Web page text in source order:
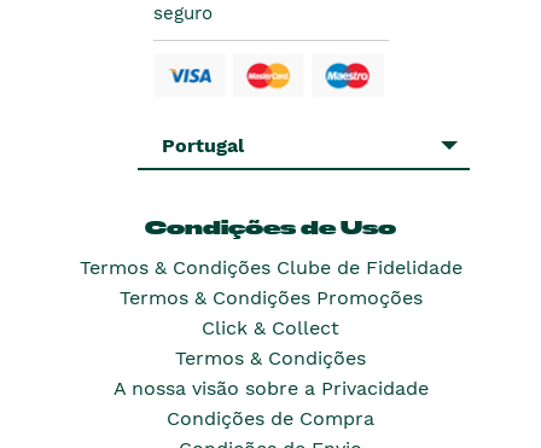
seguro
Portugal
Condições de Uso
Termos & Condições Clube de Fidelidade
Termos & Condições Promoções
Click & Collect
Termos & Condições
A nossa visão sobre a Privacidade
Condições de Compra